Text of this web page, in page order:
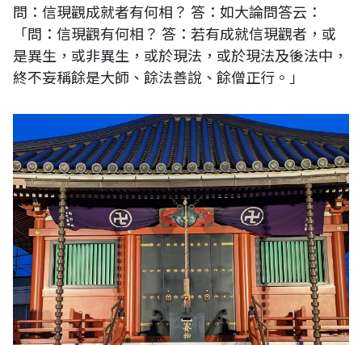
問：信現觀成就者有何相？ 答：如大論問答云：
「問：信現觀有何相？ 答：若有成就信現觀者，或
是異生，或非異生，或於現法，或於現法及後法中，
終不妄稱餘是大師、餘法善說、餘僧正行。」